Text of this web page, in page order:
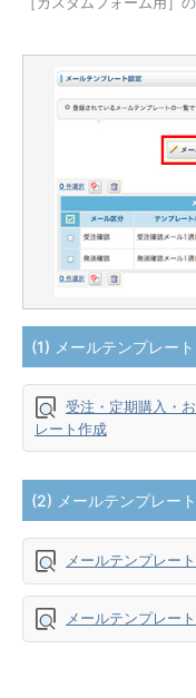
(1) メールテンプレー
受注・定期購入・
レート作成
(2) メールテンプレー
メールテンプレー
メールテンプレー